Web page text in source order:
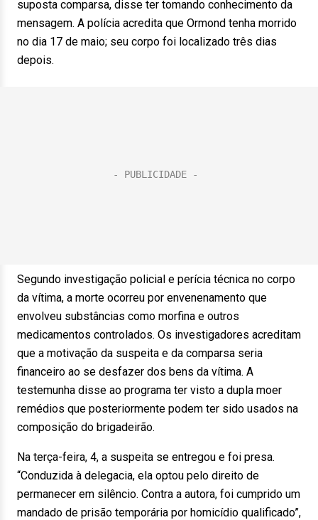
suposta comparsa, disse ter tomando conhecimento da
mensagem. A polícia acredita que Ormond tenha morrido
no dia 17 de maio; seu corpo foi localizado três dias
depois.
Segundo investigação policial e perícia técnica no corpo
da vítima, a morte ocorreu por envenenamento que
envolveu substâncias como morfina e outros
medicamentos controlados. Os investigadores acreditam
que a motivação da suspeita e da comparsa seria
financeiro ao se desfazer dos bens da vítima. A
testemunha disse ao programa ter visto a dupla moer
remédios que posteriormente podem ter sido usados na
composição do brigadeirão.
Na terça-feira, 4, a suspeita se entregou e foi presa.
“Conduzida à delegacia, ela optou pelo direito de
permanecer em silêncio. Contra a autora, foi cumprido um
mandado de prisão temporária por homicídio qualificado”,